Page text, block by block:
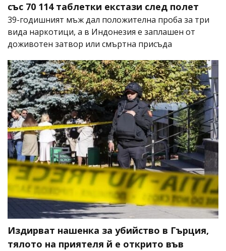
със 70 114 таблетки екстази след полет
39-годишният мъж дал положителна проба за три
вида наркотици, а в Индонезия е заплашен от
доживотен затвор или смъртна присъда
Издирват нашенка за убийство в Гърция,
тялото на приятеля й е открито във